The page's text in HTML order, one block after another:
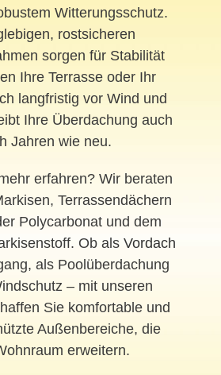
Witterungsschutz.
rostsicheren
sorgen für Stabilität
Ihre Terrasse oder Ihr
langfristig vor Wind und
Ihre Überdachung auch
Jahren wie neu.
erfahren? Wir beraten
Terrassendächern
Polycarbonat und dem
Ob als Vordach
als Poolüberdachung
– mit unseren
Sie komfortable und
Außenbereiche, die
erweitern.